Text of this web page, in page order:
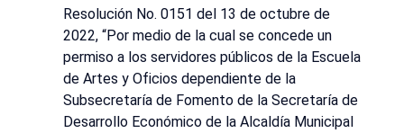
Resolución No. 0151 del 13 de octubre de
2022, “Por medio de la cual se concede un
permiso a los servidores públicos de la Escuela
de Artes y Oficios dependiente de la
Subsecretaría de Fomento de la Secretaría de
Desarrollo Económico de la Alcaldía Municipal